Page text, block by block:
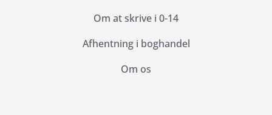
Om at skrive i 0-14
Afhentning i boghandel
Om os